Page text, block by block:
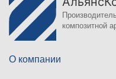
композитной
О компании